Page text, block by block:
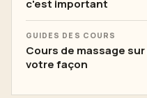
c'est important
GUIDES DES COURS
Cours de massage
votre façon